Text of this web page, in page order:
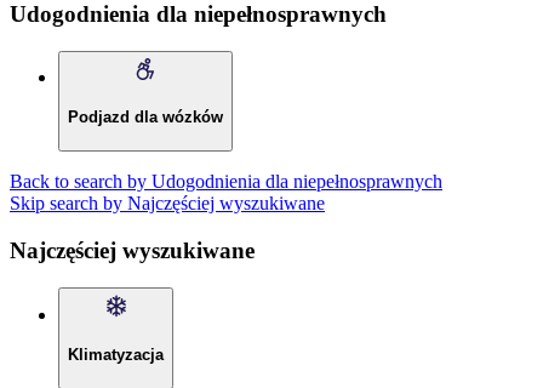
Udogodnienia dla niepełnosprawnych
Podjazd dla wózków
Back to search by Udogodnienia dla niepełnosprawnych
Skip search by Najczęściej wyszukiwane
Najczęściej wyszukiwane
Klimatyzacja